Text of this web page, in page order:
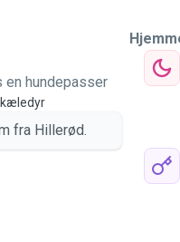
en hundepasser
fra Hillerød.